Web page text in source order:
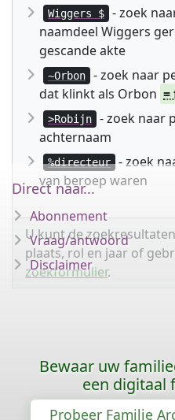
Wiggers $
- zoek
naamdeel Wiggers
gescande akte
~Orbon
- zoek naar
dat klinkt als Orbon =
>Robijn
- zoek naar
achternaam
%directeur
- zoek
van beroep waren
U kunt de
plaats, rol en jaar of
zoekformulier.
Direct naar...
Abonnement
Vraag/antwoord
Disclaimer
Bewaar uw
een digitaal
Probeer Familie